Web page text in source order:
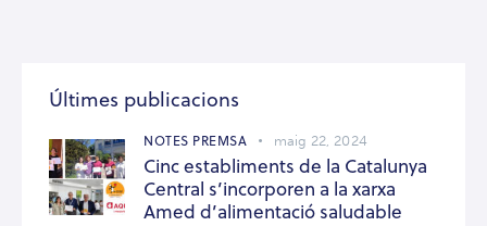
Últimes publicacions
NOTES PREMSA maig 22, 2024
Cinc establiments de la Catalunya
Central s’incorporen a la xarxa
Amed d’alimentació saludable